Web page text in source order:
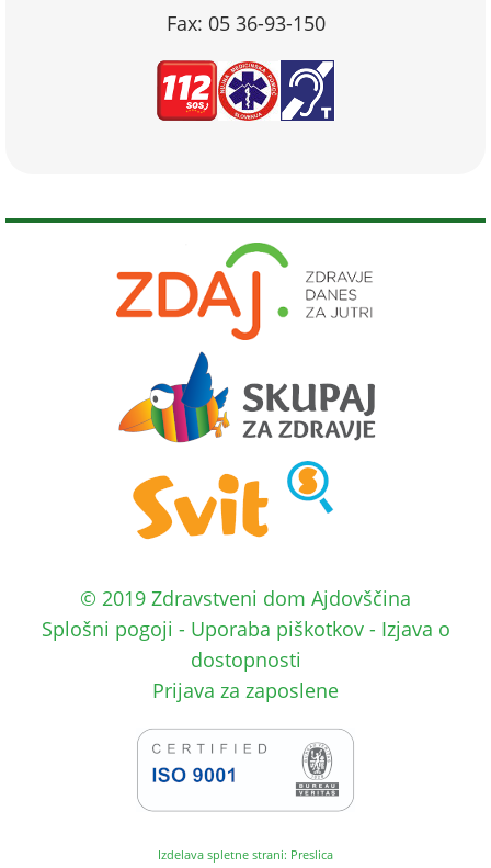
Fax: 05 36-93-150
© 2019 Zdravstveni dom Ajdovščina
Splošni pogoji - Uporaba piškotkov- Izjava o
dostopnosti
Prijava za zaposlene
Izdelava spletne strani: Preslica